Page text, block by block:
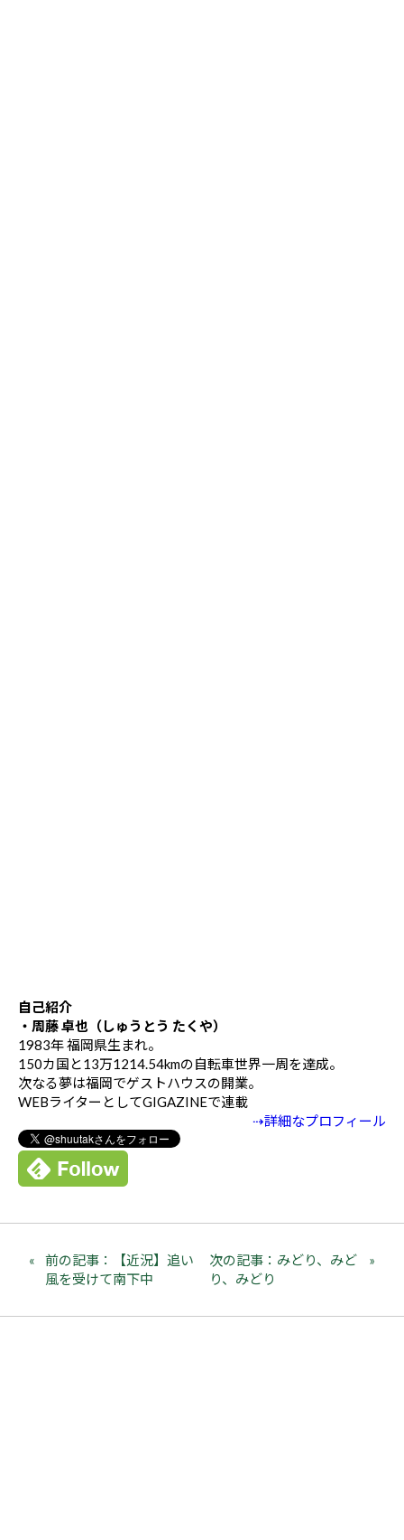
自己紹介
・周藤 卓也（しゅうとう たくや）
1983年 福岡県生まれ。
150カ国と13万1214.54kmの自転車世界一周を達成。
次なる夢は福岡でゲストハウスの開業。
WEBライターとしてGIGAZINEで連載
⇢詳細なプロフィール
前の記事：【近況】追い
風を受けて南下中
次の記事：みどり、みど
り、みどり